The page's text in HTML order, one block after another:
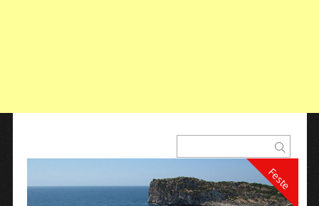
Feste